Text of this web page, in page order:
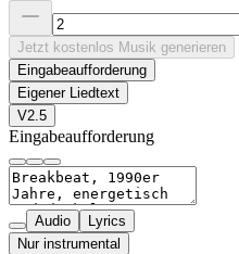
Jetzt kostenlos Musik generieren
Eingabeaufforderung
Eigener Liedtext
V2.5
Eingabeaufforderung
Audio
Lyrics
Nur instrumental